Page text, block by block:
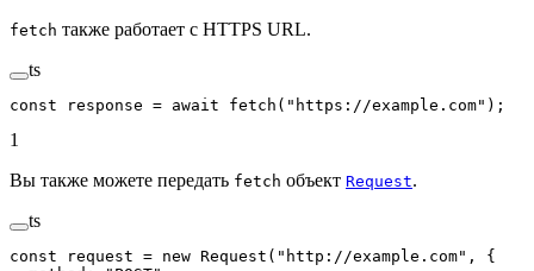
fetch также работает с HTTPS URL.
ts
const response = await fetch ( "https://example.com" );
1
Вы также можете передать fetch объект Request.
ts
const request = new Request ( "http://example.com" , {